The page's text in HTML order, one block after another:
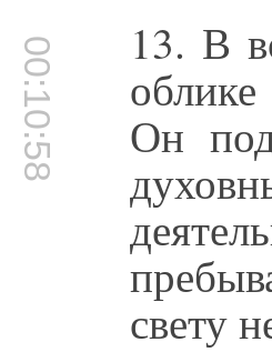
00:10:58 13. В
Он
свету